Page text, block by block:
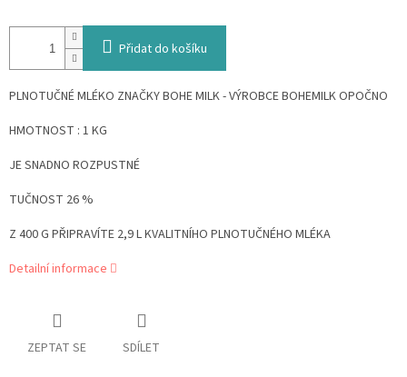
Přidat do košíku
PLNOTUČNÉ MLÉKO ZNAČKY BOHE MILK - VÝROBCE BOHEMILK OPOČNO
HMOTNOST : 1 KG
JE SNADNO ROZPUSTNÉ
TUČNOST 26 %
Z 400 G PŘIPRAVÍTE 2,9 L KVALITNÍHO PLNOTUČNÉHO MLÉKA
Detailní informace
ZEPTAT SE SDÍLET